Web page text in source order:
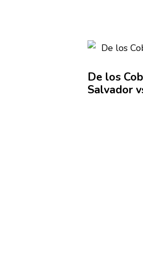
De los
Salvador